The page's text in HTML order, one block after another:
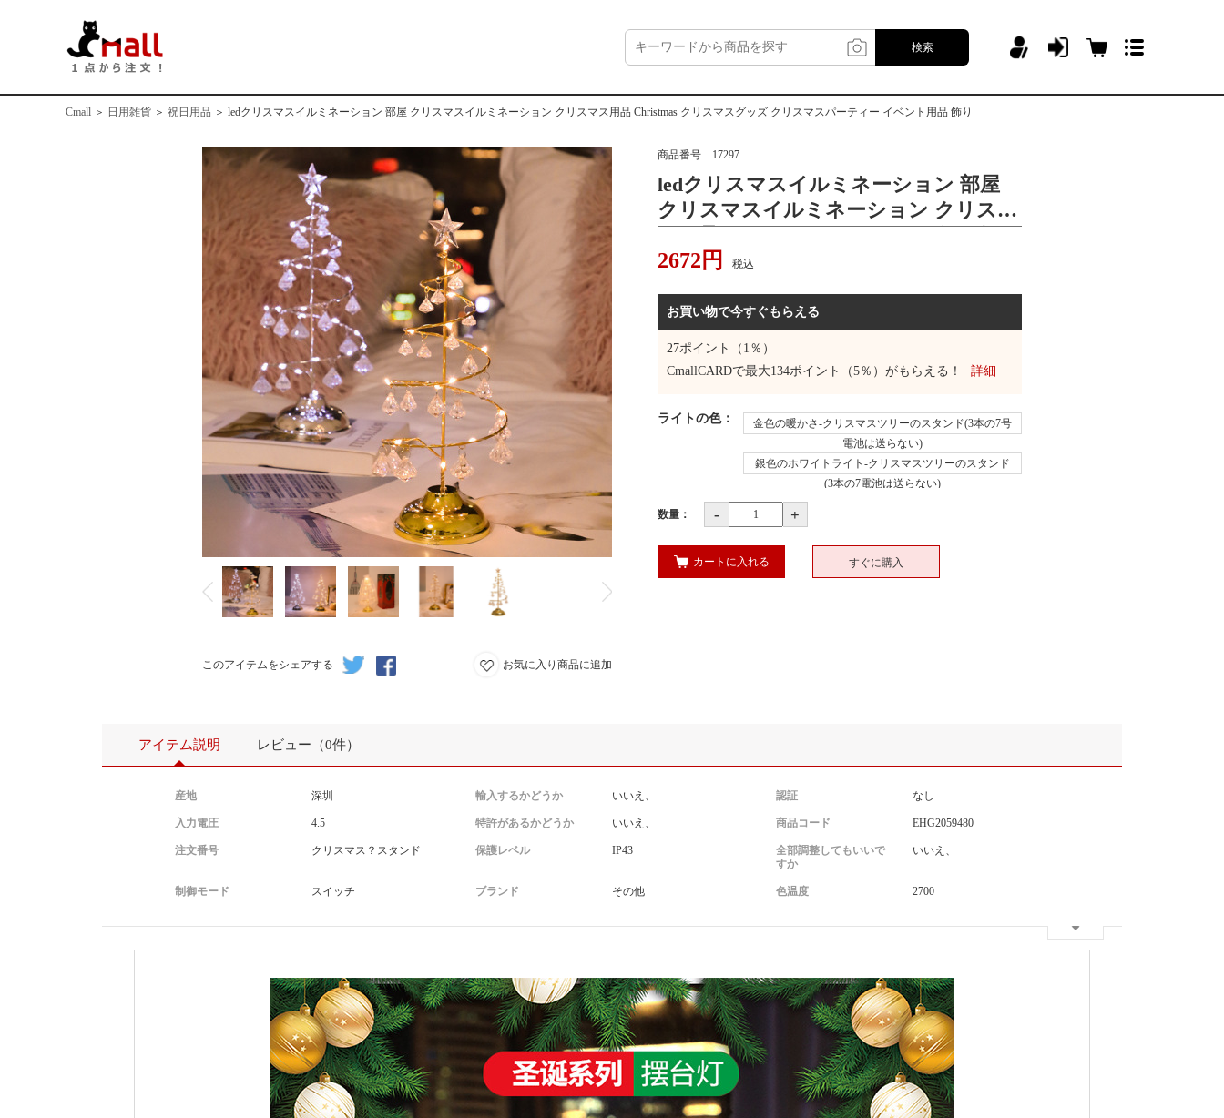
検索
Cmall ＞ 日用雑貨 ＞ 祝日用品 ＞ ledクリスマスイルミネーション 部屋 クリスマスイルミネーション クリスマス用品 Christmas クリスマスグッズ クリスマスパーティー イベント用品 飾り
このアイテムをシェアする お気に入り商品に追加
商品番号 17297
ledクリスマスイルミネーション 部屋
クリスマスイルミネーション クリスマ
リスマスパーティー イベント用品 飾り
2672 円 税込
お買い物で今すぐもらえる
27ポイント（1％）
CmallCARDで最大134ポイント（5％）がもらえる！ 詳細
ライトの色：
金色の暖かさ-クリスマスツリーのスタンド(3本の7号
電池は送らない)
銀色のホワイトライト-クリスマスツリーのスタンド
(3本の7電池は送らない)
数量： - +
カートに入れる すぐに購入
アイテム説明 レビュー（0件）
産地 深圳 輸入するかどうか いいえ、 認証 なし
入力電圧 4.5 特許があるかどうか いいえ、 商品コード EHG2059480
注文番号 クリスマス？スタンド 保護レベル IP43
全部調整してもいいで
すか
いいえ、
制御モード スイッチ ブランド その他 色温度 2700